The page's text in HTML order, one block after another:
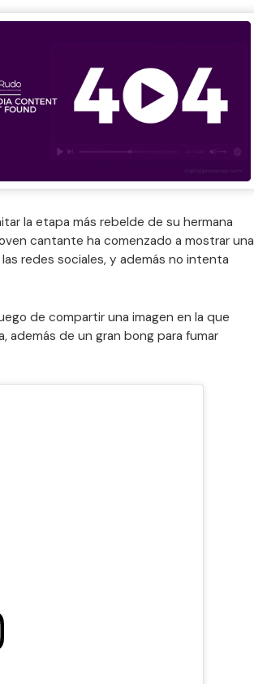
la etapa más rebelde de su hermana
cantante ha comenzado a mostrar una
redes sociales, y además no intenta
de compartir una imagen en la que
además de un gran bong para fumar